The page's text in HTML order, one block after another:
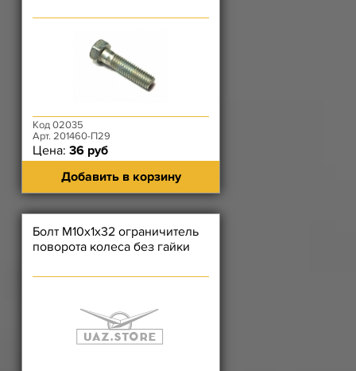
Код 02035
Арт. 201460-П29
Цена: 36 руб
Добавить в корзину
Болт М10х1х32 ограничитель
поворота колеса без гайки